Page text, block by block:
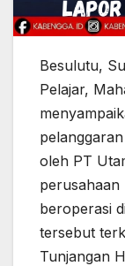
Besulutu,
Pelajar,
oleh PT
beroperasi
tersebut
Tunjangan